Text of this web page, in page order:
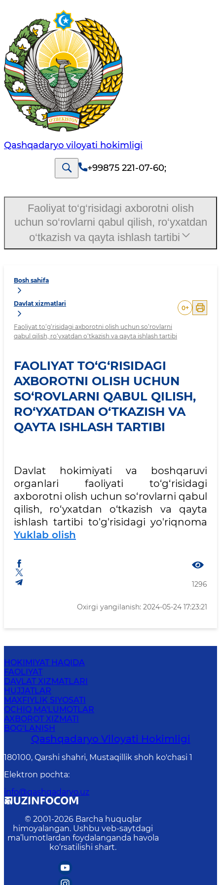
Qashqadaryo viloyati hоkimligi
+99875 221-07-60;
Bosh sahifa
Davlat xizmatlari
Faoliyat to‘g‘risidagi axborotni olish uchun so‘rovlarni
qabul qilish, ro‘yxatdan o‘tkazish va qayta ishlash tartibi
0+
FAOLIYAT TO‘G‘RISIDAGI
AXBOROTNI OLISH UCHUN
SO‘ROVLARNI QABUL QILISH,
RO‘YXATDAN O‘TKAZISH VA
QAYTA ISHLASH TARTIBI
Davlat hokimiyati va boshqaruvi
organlari faoliyati to‘g‘risidagi
axborotni olish uchun so‘rovlarni qabul
qilish, ro‘yxatdan o‘tkazish va qayta
ishlash tartibi to'g'risidagi yo'riqnoma
Yuklab olish
1296
Oxirgi yangilanish: 2024-05-24 17:23:21
Faoliyat to‘g‘risidagi axborotni olish
uchun so‘rovlarni qabul qilish, ro‘yxatdan
o‘tkazish va qayta ishlash tartibi
HOKIMIYAT HAQIDA
FAOLIYAT
DAVLAT XIZMATLARI
HUJJATLAR
MAXFIYLIK SIYOSATI
OCHIQ MA'LUMOTLAR
AXBOROT XIZMATI
BOG‘LANISH
Qashqadaryo Viloyati Hоkimligi
180100, Qаrshi shаhri, Mustаqillik shoh ko'chasi 1
Elektron pochta:
info@qashqadaryo.uz
© 2001-2026 Barcha huquqlar
himoyalangan. Ushbu veb-saytdagi
ma’lumotlardan foydalanganda havola
ko‘rsatilishi shart.